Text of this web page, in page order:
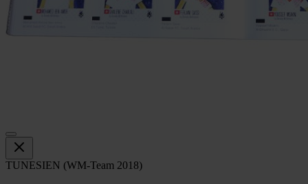
TUNESIEN (WM-Team 2018)